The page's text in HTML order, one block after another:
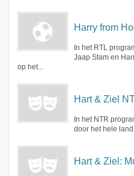
Harry from
In het RTL
Jaap Stam en
op het...
Hart & Ziel
In het NTR
door het hele land
Hart & Ziel: